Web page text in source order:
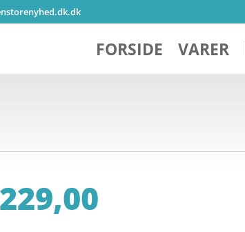
FORSIDE VARER
229,00